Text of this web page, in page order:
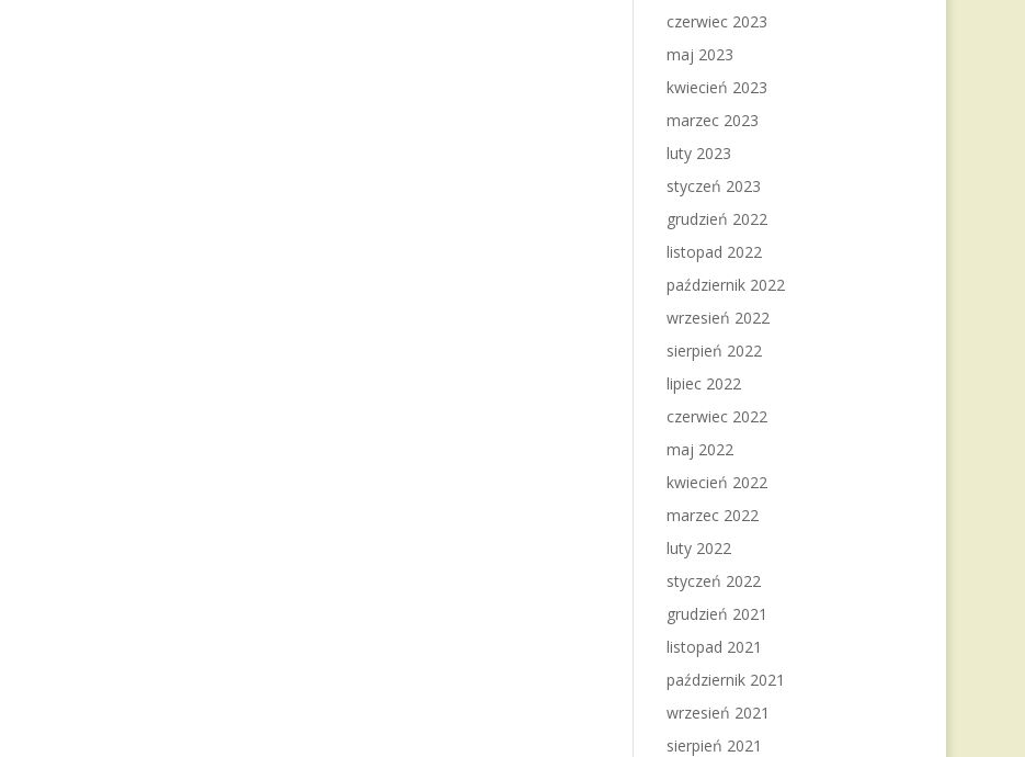
czerwiec 2023
maj 2023
kwiecień 2023
marzec 2023
luty 2023
styczeń 2023
grudzień 2022
listopad 2022
październik 2022
wrzesień 2022
sierpień 2022
lipiec 2022
czerwiec 2022
maj 2022
kwiecień 2022
marzec 2022
luty 2022
styczeń 2022
grudzień 2021
listopad 2021
październik 2021
wrzesień 2021
sierpień 2021